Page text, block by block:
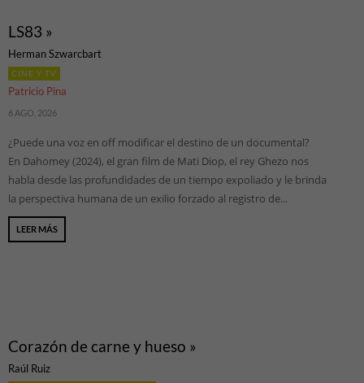
LS83 »
Herman Szwarcbart
CINE Y TV
Patricio Pina
6 AGO, 2026
¿Puede una voz en off modificar el destino de un documental?
En Dahomey (2024), el gran film de Mati Diop, el rey Ghezo nos
habla desde las profundidades de un tiempo expoliado y le brinda
la perspectiva humana de un exilio forzado al registro de...
LEER MÁS
Corazón de carne y hueso »
Raúl Ruiz